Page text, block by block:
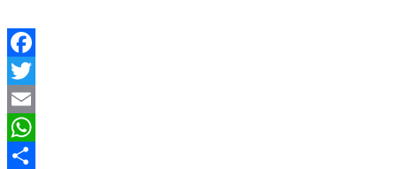
Facebook
Twitter
Email
WhatsApp